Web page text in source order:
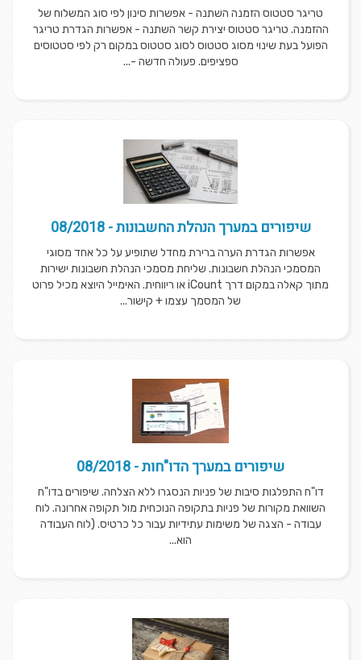
טריגר סטטוס הזמנה השתנה - אפשרות סינון לפי סוג המשלוח של
ההזמנה. טריגר סטטוס יצירת קשר השתנה - אפשרות הגדרת טריגר
הפועל בעת שינוי מסוג סטטוס לסוג סטטוס במקום רק לפי סטטוסים
ספציפים. פעולה חדשה -...
שיפורים במערך הנהלת החשבונות - 08/2018
אפשרות הגדרת הערה ברירת מחדל שתופיע על כל אחד מסוגי
המסמכי הנהלת חשבונות. שליחת מסמכי הנהלת חשבונות ישירות
מתוך קאלה במקום דרך iCount או ריווחית. האימייל היוצא מכיל פרוט
של המסמך עצמו + קישור...
שיפורים במערך הדו"חות - 08/2018
​דו"ח התפלגות סיבות של פניות הנסגרו ללא הצלחה. שיפורים בדו"ח
השוואת מקורות של פניות בתקופה הנוכחית מול תקופה אחרונה. לוח
עבודה - הצגה של משימות עתידיות עבור כל כרטיס. (לוח העבודה
הוא...